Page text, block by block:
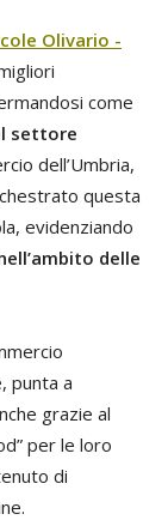
Olivario -
come
settore
dell’Umbria,
questa
evidenziando
delle
punta a
grazie al
per le loro
di